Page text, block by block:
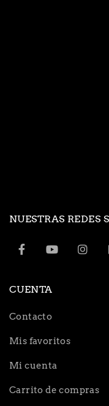
NUESTRAS REDES
CUENTA
Contacto
Mis favoritos
Mi cuenta
Carrito de compras